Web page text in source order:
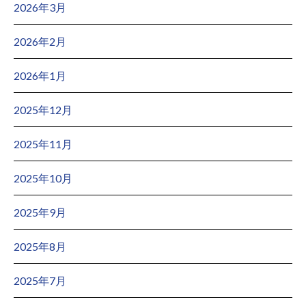
2026年3月
2026年2月
2026年1月
2025年12月
2025年11月
2025年10月
2025年9月
2025年8月
2025年7月